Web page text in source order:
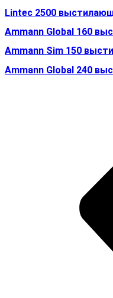
Lintec 2500
Ammann Global 160
Ammann Sim 150
Ammann Global 240